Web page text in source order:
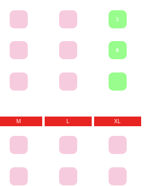
3
8
M XL